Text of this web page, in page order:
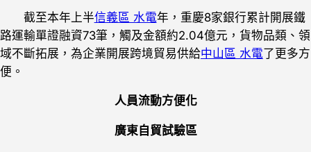
截至本年上半信義區 水電年，重慶8家銀行累計開展鐵
路運輸單證融資73筆，觸及金額約2.04億元，貨物品類、領
域不斷拓展，為企業開展跨境貿易供給中山區 水電了更多方
便。
人員流動方便化
廣東自貿試驗區